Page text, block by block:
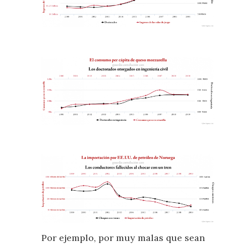
Por ejemplo, por muy malas que sean